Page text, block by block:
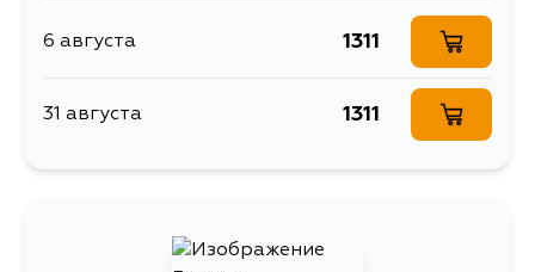
6 августа 1311
31 августа 1311